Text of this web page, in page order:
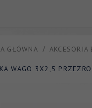
GŁÓWNA AKCESORIA
WAGO 3X2,5